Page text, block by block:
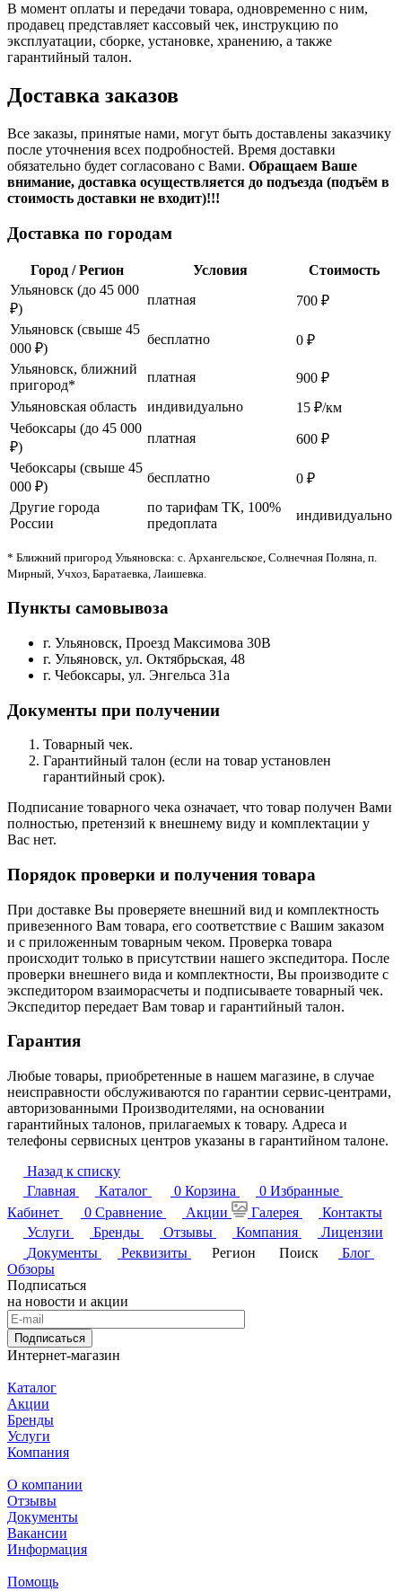
В момент оплаты и передачи товара, одновременно с ним,
продавец представляет кассовый чек, инструкцию по
эксплуатации, сборке, установке, хранению, а также
гарантийный талон.
Доставка заказов
Все заказы, принятые нами, могут быть доставлены заказчику
после уточнения всех подробностей. Время доставки
обязательно будет согласовано с Вами. Обращаем Ваше
внимание, доставка осуществляется до подъезда (подъём в
стоимость доставки не входит)!!!
Доставка по городам
Город / Регион Условия
Стоимость
Ульяновск (до 45 000
₽)
платная
700 ₽
Ульяновск (свыше 45
000 ₽)
бесплатно
0 ₽
Ульяновск, ближний
пригород*
платная
900 ₽
Ульяновская область
индивидуально
15 ₽/км
Чебоксары (до 45 000
₽)
платная
600 ₽
Чебоксары (свыше 45
000 ₽)
бесплатно
0 ₽
Другие города
России
по тарифам ТК, 100%
предоплата
индивидуально
* Ближний пригород Ульяновска: с. Архангельское, Солнечная Поляна, п.
Мирный, Учхоз, Баратаевка, Лаишевка.
Пункты самовывоза
г. Ульяновск, Проезд Максимова 30В
г. Ульяновск, ул. Октябрьская, 48
г. Чебоксары, ул. Энгельса 31а
Документы при получении
Товарный чек.
Гарантийный талон (если на товар установлен
гарантийный срок).
Подписание товарного чека означает, что товар получен Вами
полностью, претензий к внешнему виду и комплектации у
Вас нет.
Порядок проверки и получения товара
При доставке Вы проверяете внешний вид и комплектность
привезенного Вам товара, его соответствие с Вашим заказом
и с приложенным товарным чеком. Проверка товара
происходит только в присутствии нашего экспедитора. После
проверки внешнего вида и комплектности, Вы производите с
экспедитором взаиморасчеты и подписываете товарный чек.
Экспедитор передает Вам товар и гарантийный талон.
Гарантия
Любые товары, приобретенные в нашем магазине, в случае
неисправности обслуживаются по гарантии сервис-центрами,
авторизованными Производителями, на основании
гарантийных талонов, прилагаемых к товару. Адреса и
телефоны сервисных центров указаны в гарантийном талоне.
Назад к списку
Главная
Каталог 0 Корзина 0 Избранные
Кабинет
0 Сравнение Акции Галерея
Контакты
Услуги
Бренды Отзывы Компания
Лицензии
Документы
Реквизиты Регион Поиск
Блог
Обзоры
Подписаться
на новости и акции
Подписаться
Интернет-магазин
Каталог
Акции
Бренды
Услуги
Компания
О компании
Отзывы
Документы
Вакансии
Информация
Помощь